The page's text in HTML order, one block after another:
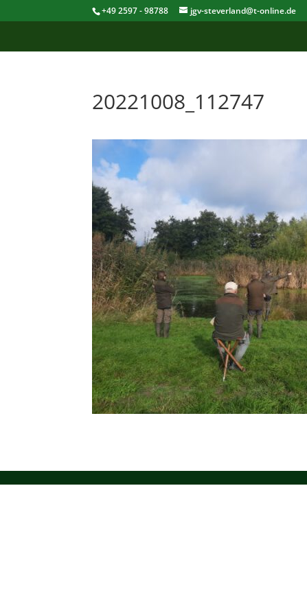
+49 2597 - 98788 jgv-steverland@t-online.de
20221008_112747